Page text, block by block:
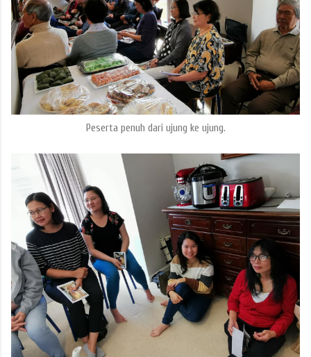
Peserta penuh dari ujung ke ujung.